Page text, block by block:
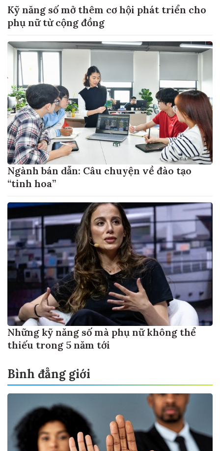
Kỹ năng số mở thêm cơ hội phát triển cho
phụ nữ từ cộng đồng
Ngành bán dẫn: Câu chuyện về đào tạo
“tinh hoa”
Những kỹ năng số mà phụ nữ không thể
thiếu trong 5 năm tới
Bình đẳng giới